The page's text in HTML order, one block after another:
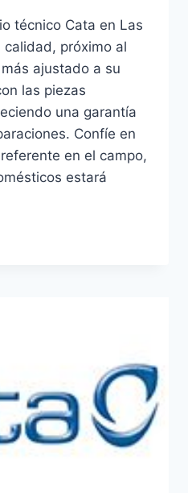
técnico Cata en Las
próximo al
ajustado a su
las piezas
una garantía
Confíe en
en el campo,
estará